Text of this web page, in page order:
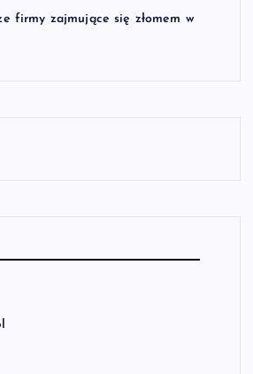
firmy zajmujące się złomem w